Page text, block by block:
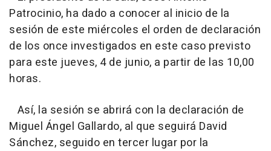
Patrocinio, ha dado a conocer al inicio de la
sesión de este miércoles el orden de declaración
de los once investigados en este caso previsto
para este jueves, 4 de junio, a partir de las 10,00
horas.
Así, la sesión se abrirá con la declaración de
Miguel Ángel Gallardo, al que seguirá David
Sánchez, seguido en tercer lugar por la